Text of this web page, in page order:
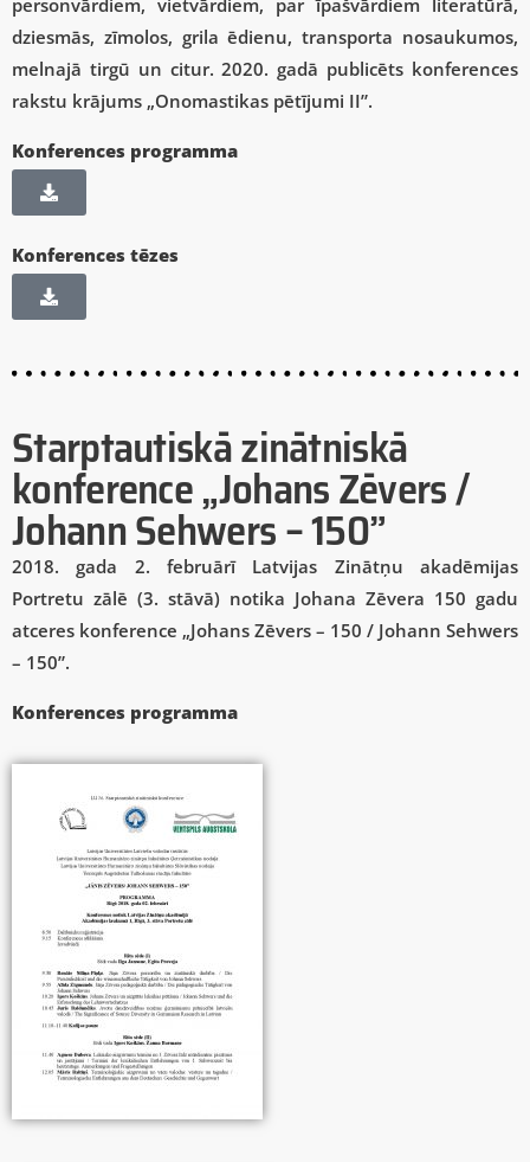
personvārdiem, vietvārdiem, par īpašvārdiem literatūrā,
dziesmās, zīmolos, grila ēdienu, transporta nosaukumos,
melnajā tirgū un citur. 2020. gadā publicēts konferences
rakstu krājums „Onomastikas pētījumi II”.
Konferences programma
Konferences tēzes
Starptautiskā zinātniskā
konference „Johans Zēvers /
Johann Sehwers – 150”
2018. gada 2. februārī Latvijas Zinātņu akadēmijas
Portretu zālē (3. stāvā) notika Johana Zēvera 150 gadu
atceres konference „Johans Zēvers – 150 / Johann Sehwers
– 150”.
Konferences programma